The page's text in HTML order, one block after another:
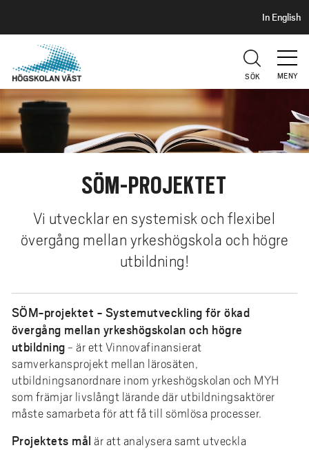
t
i
l
l
D
H
U
V
U
In English
MENY
SÖK
SÖM-PROJEKTET
Vi utvecklar en systemisk och flexibel
övergång mellan yrkeshögskola och högre
utbildning!
SÖM-projektet - Systemutveckling för ökad
övergång mellan yrkeshögskolan och högre
utbildning - är ett Vinnovafinansierat
samverkansprojekt mellan lärosäten,
utbildningsanordnare inom yrkeshögskolan och MYH
som främjar livslångt lärande där utbildningsaktörer
måste samarbeta för att få till sömlösa processer.
Projektets mål är att analysera samt utveckla